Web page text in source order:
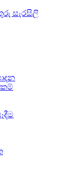
සැරසිලි